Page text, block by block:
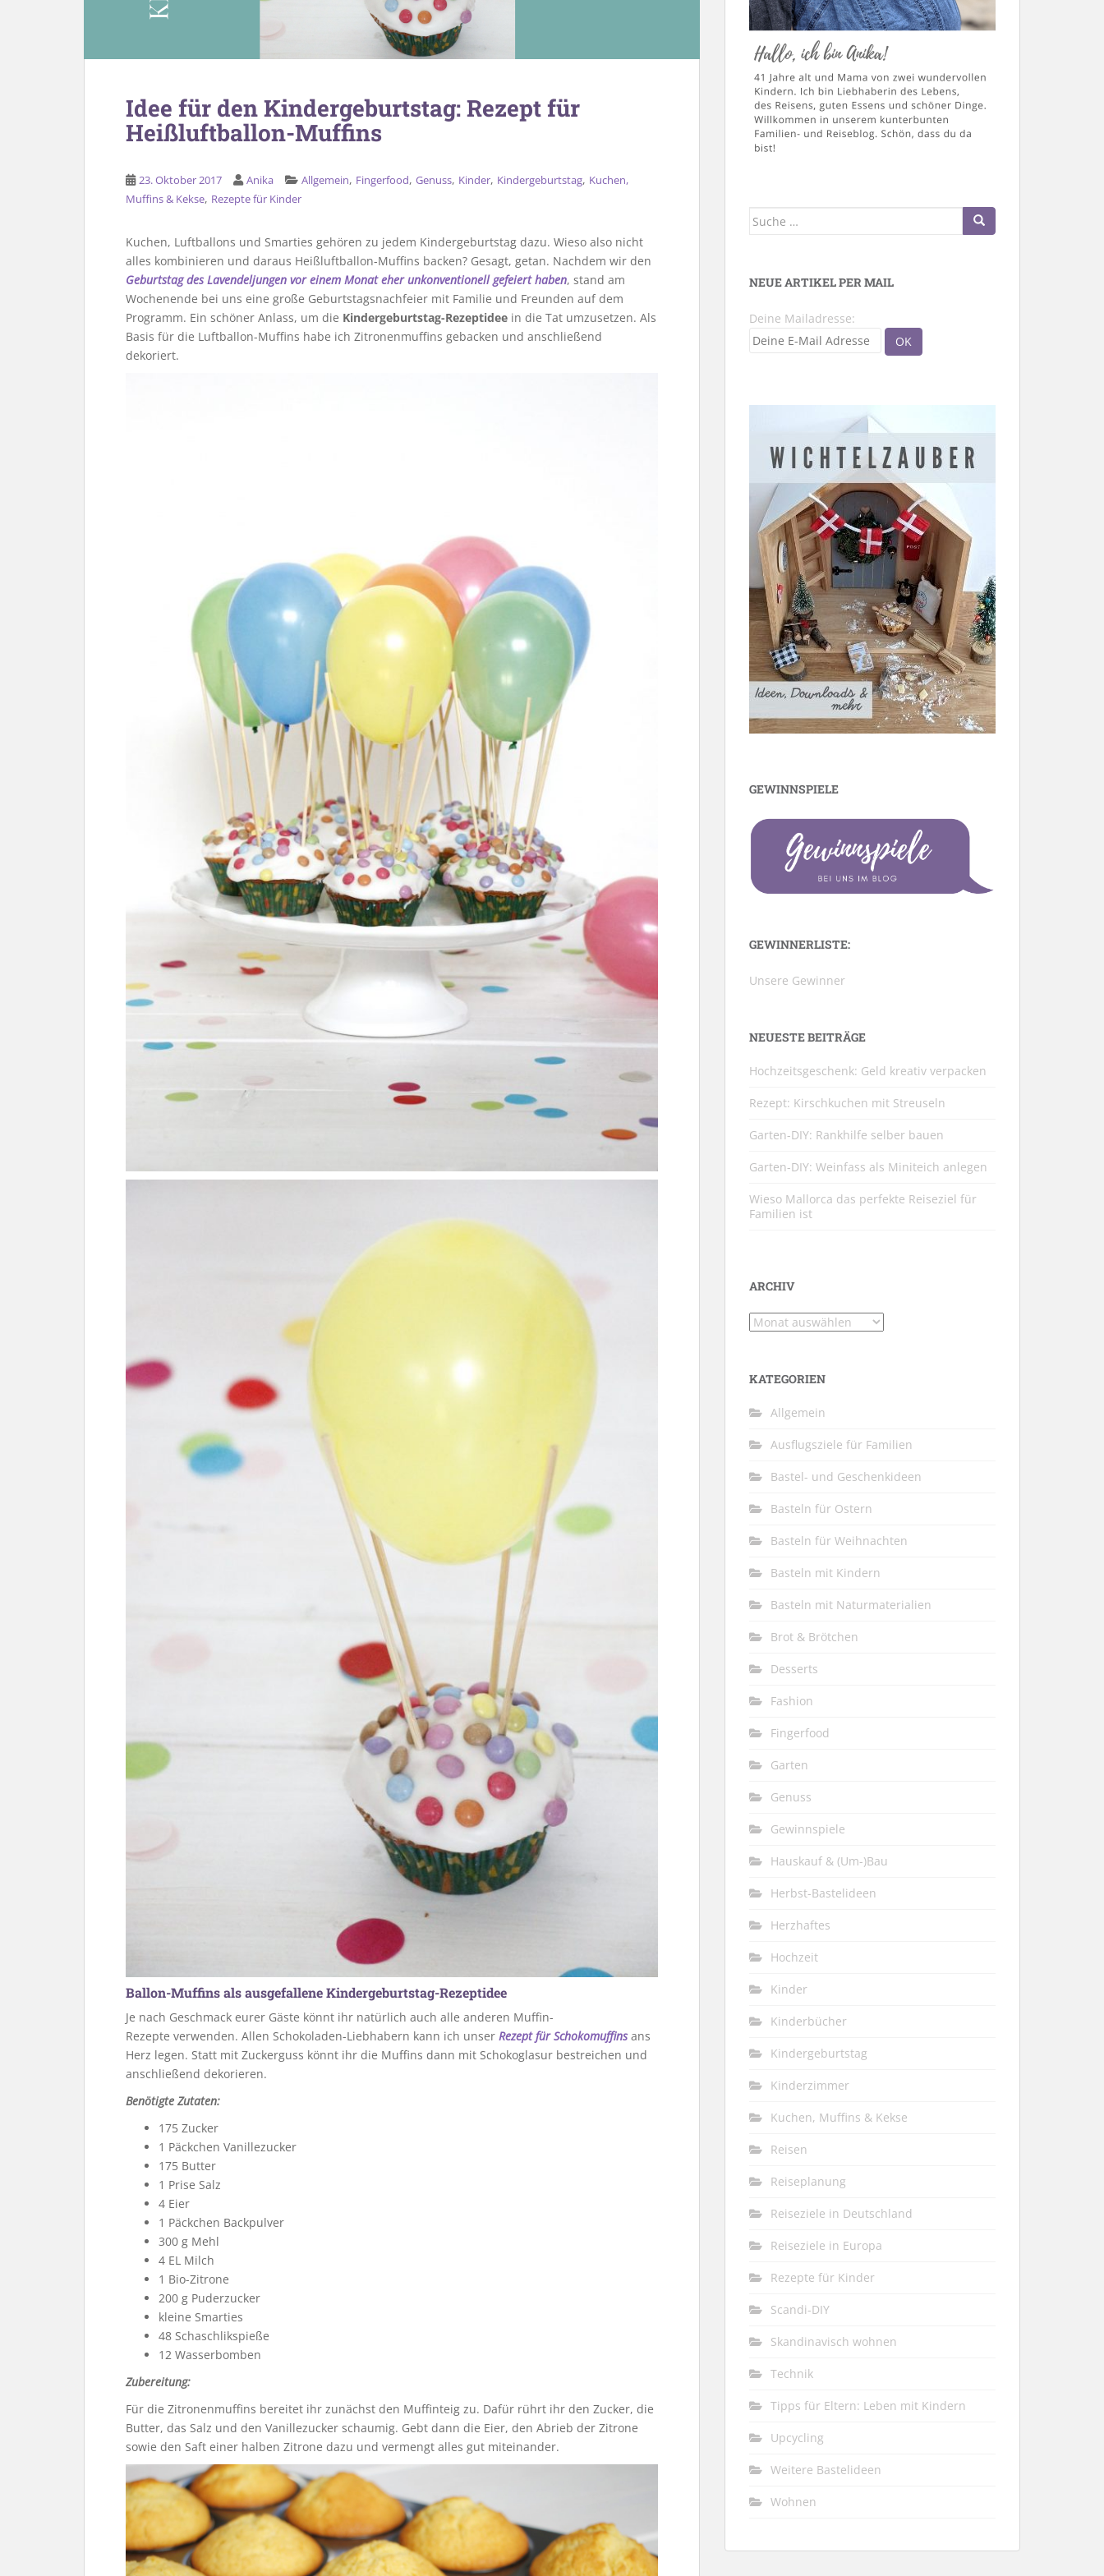
Idee für den Kindergeburtstag: Rezept für
Heißluftballon-Muffins
23. Oktober 2017 Anika Allgemein, Fingerfood, Genuss, Kinder, Kindergeburtstag, Kuchen,
Muffins & Kekse, Rezepte für Kinder
Kuchen, Luftballons und Smarties gehören zu jedem Kindergeburtstag dazu. Wieso also nicht
alles kombinieren und daraus Heißluftballon-Muffins backen? Gesagt, getan. Nachdem wir den
Geburtstag des Lavendeljungen vor einem Monat eher unkonventionell gefeiert haben, stand am
Wochenende bei uns eine große Geburtstagsnachfeier mit Familie und Freunden auf dem
Programm. Ein schöner Anlass, um die Kindergeburtstag-Rezeptidee in die Tat umzusetzen. Als
Basis für die Luftballon-Muffins habe ich Zitronenmuffins gebacken und anschließend
dekoriert.
Ballon-Muffins als ausgefallene Kindergeburtstag-Rezeptidee
Je nach Geschmack eurer Gäste könnt ihr natürlich auch alle anderen Muffin-
Rezepte verwenden. Allen Schokoladen-Liebhabern kann ich unser Rezept für Schokomuffinsans
Herz legen. Statt mit Zuckerguss könnt ihr die Muffins dann mit Schokoglasur bestreichen und
anschließend dekorieren.
Benötigte Zutaten:
175 Zucker
1 Päckchen Vanillezucker
175 Butter
1 Prise Salz
4 Eier
1 Päckchen Backpulver
300 g Mehl
4 EL Milch
1 Bio-Zitrone
200 g Puderzucker
kleine Smarties
48 Schaschlikspieße
12 Wasserbomben
Zubereitung:
Für die Zitronenmuffins bereitet ihr zunächst den Muffinteig zu. Dafür rührt ihr den Zucker, die
Butter, das Salz und den Vanillezucker schaumig. Gebt dann die Eier, den Abrieb der Zitrone
sowie den Saft einer halben Zitrone dazu und vermengt alles gut miteinander.
Suche
NEUE ARTIKEL PER MAIL
Deine Mailadresse:
GEWINNSPIELE
GEWINNERLISTE:
Unsere Gewinner
NEUESTE BEITRÄGE
Hochzeitsgeschenk: Geld kreativ verpacken
Rezept: Kirschkuchen mit Streuseln
Garten-DIY: Rankhilfe selber bauen
Garten-DIY: Weinfass als Miniteich anlegen
Wieso Mallorca das perfekte Reiseziel für
Familien ist
ARCHIV
Archiv
KATEGORIEN
Allgemein
Ausflugsziele für Familien
Bastel- und Geschenkideen
Basteln für Ostern
Basteln für Weihnachten
Basteln mit Kindern
Basteln mit Naturmaterialien
Brot & Brötchen
Desserts
Fashion
Fingerfood
Garten
Genuss
Gewinnspiele
Hauskauf & (Um-)Bau
Herbst-Bastelideen
Herzhaftes
Hochzeit
Kinder
Kinderbücher
Kindergeburtstag
Kinderzimmer
Kuchen, Muffins & Kekse
Reisen
Reiseplanung
Reiseziele in Deutschland
Reiseziele in Europa
Rezepte für Kinder
Scandi-DIY
Skandinavisch wohnen
Technik
Tipps für Eltern: Leben mit Kindern
Upcycling
Weitere Bastelideen
Wohnen